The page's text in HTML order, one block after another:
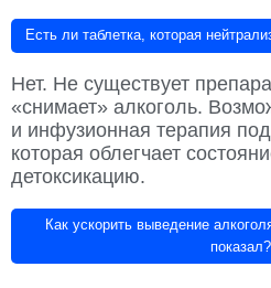
Есть ли таблетка, которая
Нет. Не существует
«снимает» алкоголь.
и инфузионная терапия
которая облегчает
детоксикацию.
Как ускорить выведение
показал?